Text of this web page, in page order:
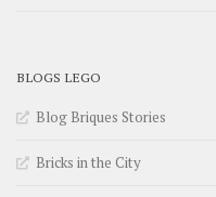
BLOGS LEGO
Blog Briques Stories
Bricks in the City